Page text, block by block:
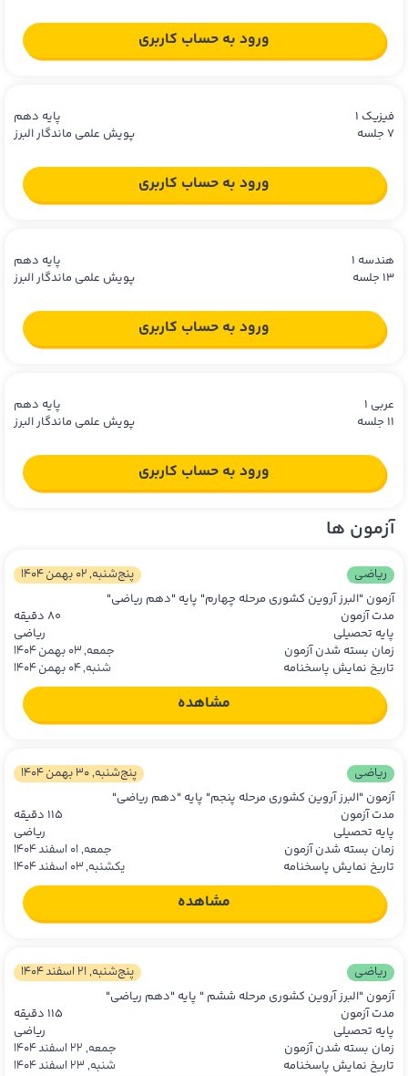
ورود به حساب کاربری
فیزیک 1
پایه دهم
7 جلسه
پویش علمی ماندگار البرز
ورود به حساب کاربری
هندسه 1
پایه دهم
13 جلسه
پویش علمی ماندگار البرز
ورود به حساب کاربری
عربی 1
پایه دهم
11 جلسه
پویش علمی ماندگار البرز
ورود به حساب کاربری
آزمون ها
ریاضی
پنج‌شنبه, 02 بهمن 1404
آزمون "البرز آروین کشوری مرحله چهارم" پایه "دهم ریاضی"
مدت آزمون
80 دقیقه
پایه تحصیلی
ریاضی
زمان بسته شدن آزمون
جمعه, 03 بهمن 1404
تاریخ نمایش پاسخنامه
شنبه, 04 بهمن 1404
مشاهده
ریاضی
پنج‌شنبه, 30 بهمن 1404
آزمون "البرز آروین کشوری مرحله پنجم" پایه "دهم ریاضی"
مدت آزمون
115 دقیقه
پایه تحصیلی
ریاضی
زمان بسته شدن آزمون
جمعه, 01 اسفند 1404
تاریخ نمایش پاسخنامه
یکشنبه, 03 اسفند 1404
مشاهده
ریاضی
پنج‌شنبه, 21 اسفند 1404
آزمون "البرز آروین کشوری مرحله ششم " پایه "دهم ریاضی"
مدت آزمون
115 دقیقه
پایه تحصیلی
ریاضی
زمان بسته شدن آزمون
جمعه, 22 اسفند 1404
تاریخ نمایش پاسخنامه
شنبه, 23 اسفند 1404